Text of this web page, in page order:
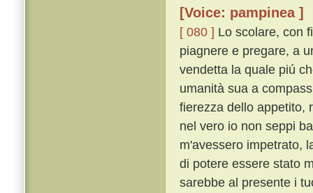
[Voice: pampinea ]
[ 080 ] Lo scolare, con
piagnere e pregare, a
vendetta la quale piú
umanità sua a
fierezza dello appetito,
nel vero io non seppi
m'avessero impetrato,
di potere essere stato
sarebbe al presente i